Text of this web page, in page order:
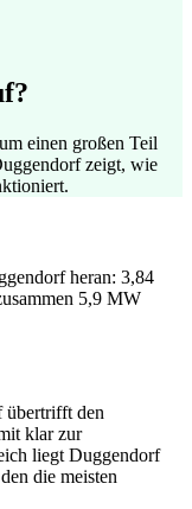
einen großen Teil
zeigt, wie
heran: 3,84
5,9 MW
übertrifft den
klar zur
liegt Duggendorf
die meisten